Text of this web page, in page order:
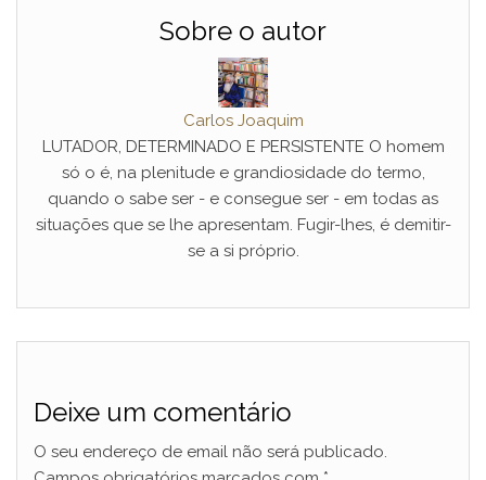
Sobre o autor
Carlos Joaquim
LUTADOR, DETERMINADO E PERSISTENTE O homem
só o é, na plenitude e grandiosidade do termo,
quando o sabe ser - e consegue ser - em todas as
situações que se lhe apresentam. Fugir-lhes, é demitir-
se a si próprio.
Deixe um comentário
O seu endereço de email não será publicado.